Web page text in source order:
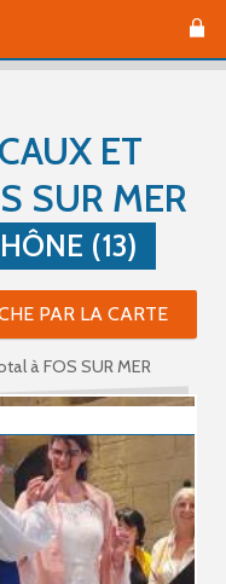
ET
SUR MER
(13)
PAR LA CARTE
à FOS SUR MER